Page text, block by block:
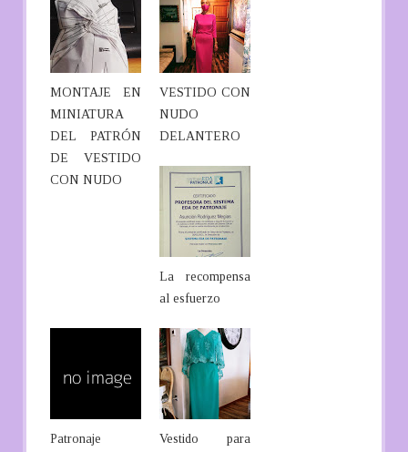
MONTAJE EN
MINIATURA
DEL PATRÓN
DE VESTIDO
CON NUDO
VESTIDO CON
NUDO
DELANTERO
La recompensa
al esfuerzo
Patronaje
Vestido para